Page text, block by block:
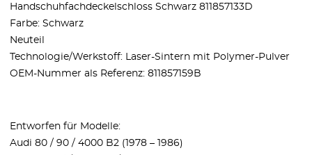
Handschuhfachdeckelschloss Schwarz 811857133D
Farbe: Schwarz
Neuteil
Technologie/Werkstoff: Laser-Sintern mit Polymer-Pulver
OEM-Nummer als Referenz: 811857159B
Entworfen für Modelle:
Audi 80 / 90 / 4000 B2 (1978 – 1986)